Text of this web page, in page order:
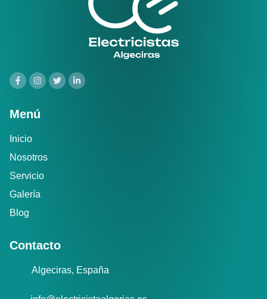
Menú
Inicio
Nosotros
Servicio
Galería
Blog
Contacto
Algeciras, España